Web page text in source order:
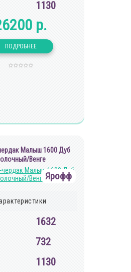
1130
р.
Малыш 1600 Дуб
Венге
Ярофф
1632
732
1130